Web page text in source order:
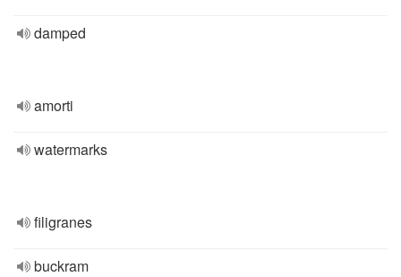
damped
amorti
watermarks
filigranes
buckram